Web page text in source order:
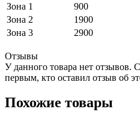
Зона 1
900
Зона 2
1900
Зона 3
2900
Отзывы
У данного товара нет отзывов.
первым, кто оставил отзыв об
Похожие товары